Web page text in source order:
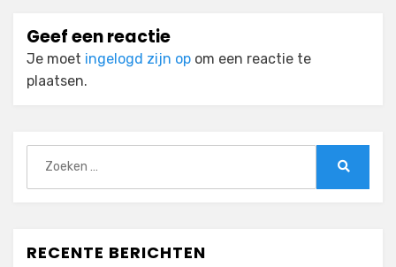
Geef een reactie
Je moet ingelogd zijn op om een reactie te
plaatsen.
naar:
RECENTE BERICHTEN